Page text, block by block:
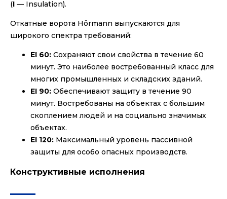
(I — Insulation).
Откатные ворота Hörmann выпускаются для
широкого спектра требований:
EI 60: Сохраняют свои свойства в течение 60
минут. Это наиболее востребованный класс для
многих промышленных и складских зданий.
EI 90: Обеспечивают защиту в течение 90
минут. Востребованы на объектах с большим
скоплением людей и на социально значимых
объектах.
EI 120: Максимальный уровень пассивной
защиты для особо опасных производств.
Конструктивные исполнения